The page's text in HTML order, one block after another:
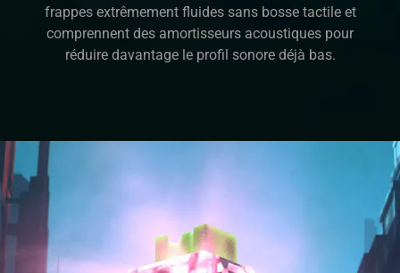
frappes extrêmement fluides sans bosse tactile et
comprennent des amortisseurs acoustiques pour
réduire davantage le profil sonore déjà bas.